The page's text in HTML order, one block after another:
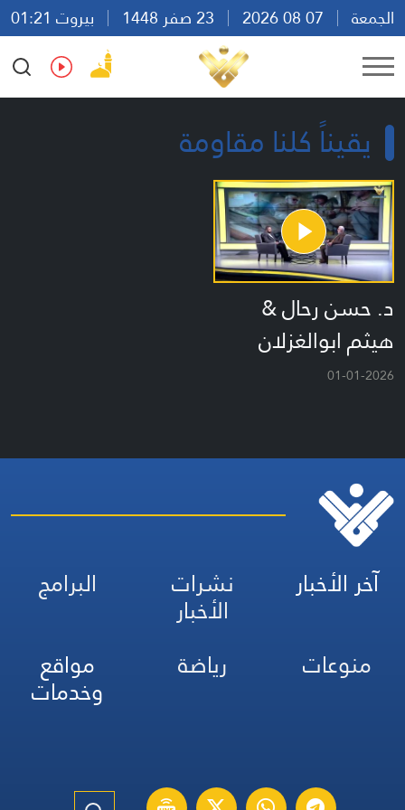
الجمعة
بيروت 01:21
Ar
En Fr Es
يقيناً كلنا مقاومة
د. حسن رحال &
هيثم ابوالغزلان
01-01-2026
آخر الأخبار نشرات
الأخبار
البرامج
منوعات
رياضة مواقع
وخدمات